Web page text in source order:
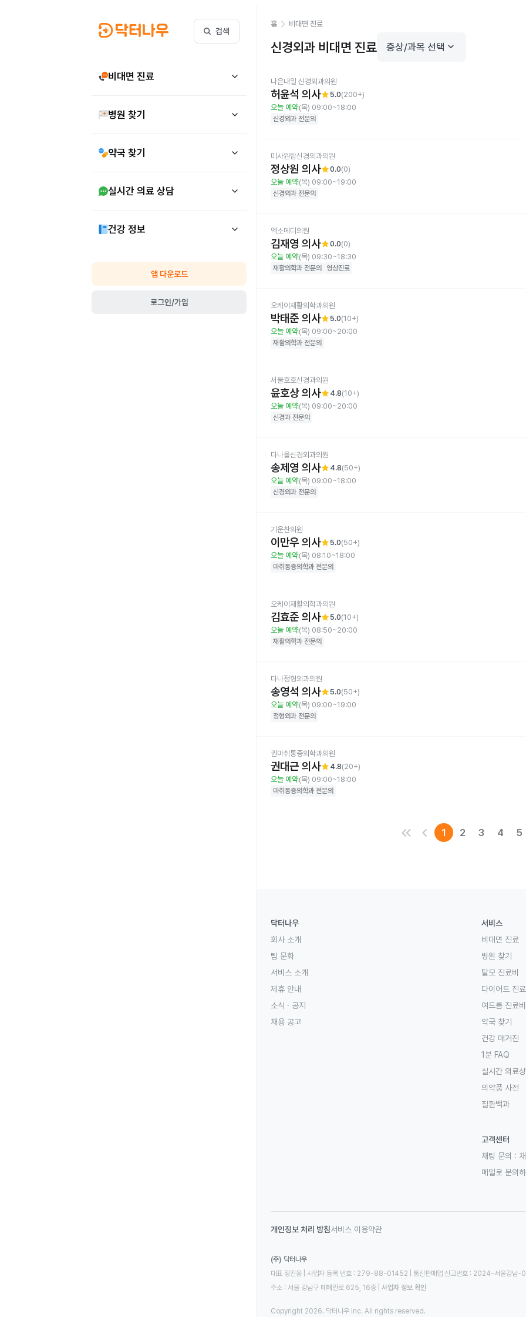
검색
비대면 진료
병원 찾기
약국 찾기
실시간 의료 상담
건강 정보
앱 다운로드
로그인/가입
홈 비대면 진료
신경외과 비대면 진료 증상/과목 선택 keyboard_arrow_down
나은내일 신경외과의원
허윤석 의사star5.0(200+)
오늘 예약(목) 09:00~18:00
신경외과 전문의
미사원탑신경외과의원
정상원 의사star0.0(0)
오늘 예약(목) 09:00~19:00
신경외과 전문의
엑소메디의원
김재영 의사star0.0(0)
오늘 예약(목) 09:30~18:30
재활의학과 전문의 영상진료
오케이재활의학과의원
박태준 의사star5.0(10+)
오늘 예약(목) 09:00~20:00
재활의학과 전문의
서울호호신경과의원
윤호상 의사star 4.8(10+)
오늘 예약(목) 09:00~20:00
신경과 전문의
다나을신경외과의원
송제영 의사star 4.8(50+)
오늘 예약(목) 09:00~18:00
신경외과 전문의
기운찬의원
이만우 의사star5.0(50+)
오늘 예약(목) 08:10~18:00
마취통증의학과 전문의
오케이재활의학과의원
김효준 의사star5.0(10+)
오늘 예약(목) 08:50~20:00
재활의학과 전문의
다나정형외과의원
송영석 의사star5.0(50+)
오늘 예약(목) 09:00~19:00
정형외과 전문의
권마취통증의학과의원
권대근 의사star 4.8(20+)
오늘 예약(목) 09:00~18:00
마취통증의학과 전문의
keyboard_double_arrow_left keyboard_arrow_left 1 2 3 4 5
닥터나우
회사 소개
팀 문화
서비스 소개
제휴 안내
소식 · 공지
채용 공고
서비스
비대면 진료
병원 찾기
탈모 진료비
다이어트 진료
여드름 진료비
약국 찾기
건강 매거진
1분 FAQ
실시간 의료
의약품 사전
질환백과
고객센터
채팅 문의 :
메일로 문의하
개인정보 처리 방침서비스 이용약관
(주) 닥터나우
대표 정진웅 | 사업자 등록 번호 : 279-88-01452 | 통신판매업 신고번호 : 2024-서울강남
주소 : 서울 강남구 테헤란로 625, 16층
사업자 정보 확인
Copyright 2026. 닥터나우 Inc. All rights reserved.